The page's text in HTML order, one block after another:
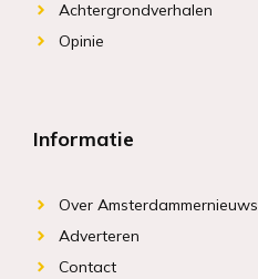
Achtergrondverhalen
Opinie
Informatie
Over Amsterdammernieuws
Adverteren
Contact